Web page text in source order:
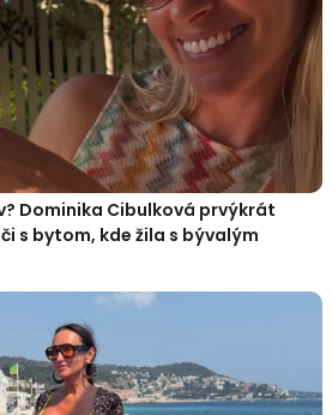
Dominika Cibulková prvýkrát
s bytom, kde žila s bývalým